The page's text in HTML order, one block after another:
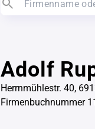
Adolf
Herrnmühlestr. 40,
Firmenbuchnummer